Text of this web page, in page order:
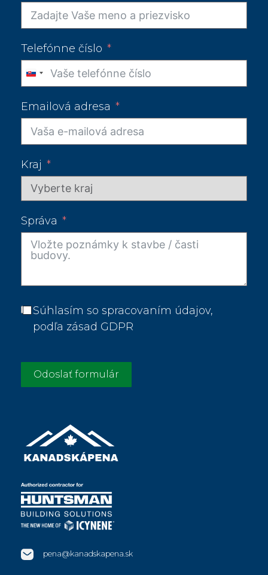
Telefónne číslo
Slovakia
Emailová adresa
Kraj
Správa
Súhlasím so spracovaním údajov,
podľa zásad GDPR
Odoslať formulár
pena@kanadskapena.sk